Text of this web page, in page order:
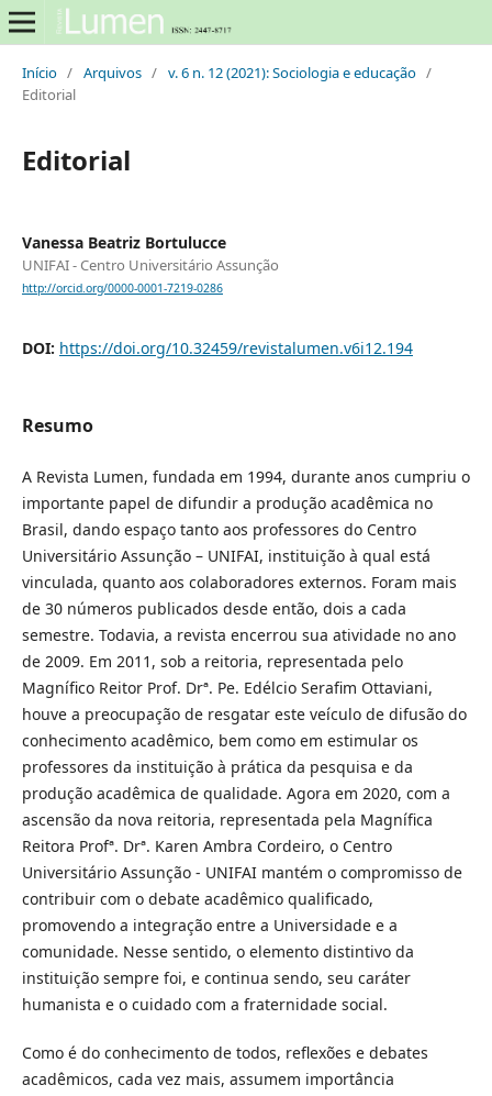
Início / Arquivos / v. 6 n. 12 (2021): Sociologia e educação /
Editorial
Editorial
Vanessa Beatriz Bortulucce
UNIFAI - Centro Universitário Assunção
http://orcid.org/0000-0001-7219-0286
DOI: https://doi.org/10.32459/revistalumen.v6i12.194
Resumo
A Revista Lumen, fundada em 1994, durante anos cumpriu o
importante papel de difundir a produção acadêmica no
Brasil, dando espaço tanto aos professores do Centro
Universitário Assunção – UNIFAI, instituição à qual está
vinculada, quanto aos colaboradores externos. Foram mais
de 30 números publicados desde então, dois a cada
semestre. Todavia, a revista encerrou sua atividade no ano
de 2009. Em 2011, sob a reitoria, representada pelo
Magnífico Reitor Prof. Drª. Pe. Edélcio Serafim Ottaviani,
houve a preocupação de resgatar este veículo de difusão do
conhecimento acadêmico, bem como em estimular os
professores da instituição à prática da pesquisa e da
produção acadêmica de qualidade. Agora em 2020, com a
ascensão da nova reitoria, representada pela Magnífica
Reitora Profª. Drª. Karen Ambra Cordeiro, o Centro
Universitário Assunção - UNIFAI mantém o compromisso de
contribuir com o debate acadêmico qualificado,
promovendo a integração entre a Universidade e a
comunidade. Nesse sentido, o elemento distintivo da
instituição sempre foi, e continua sendo, seu caráter
humanista e o cuidado com a fraternidade social.
Como é do conhecimento de todos, reflexões e debates
acadêmicos, cada vez mais, assumem importância